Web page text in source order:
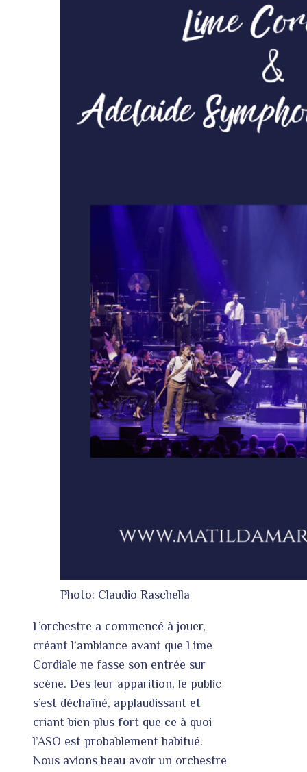
Photo: Claudio Raschella
L’orchestre a commencé à jouer,
créant l’ambiance avant que Lime
Cordiale ne fasse son entrée sur
scène. Dès leur apparition, le public
s’est déchaîné, applaudissant et
criant bien plus fort que ce à quoi
l’ASO est probablement habitué.
Nous avions beau avoir un orchestre